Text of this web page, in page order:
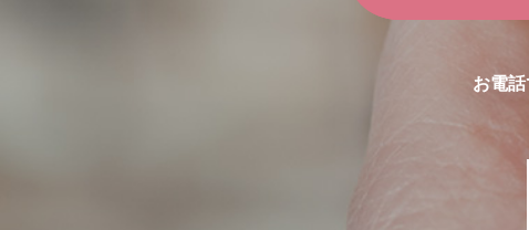
お電